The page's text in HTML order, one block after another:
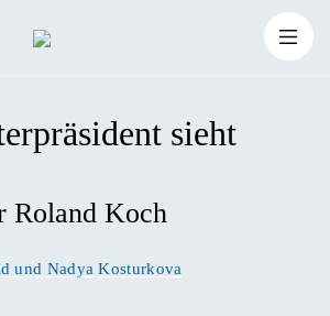
Suchen
sieht
Roland Koch
und Nadya Kosturkova